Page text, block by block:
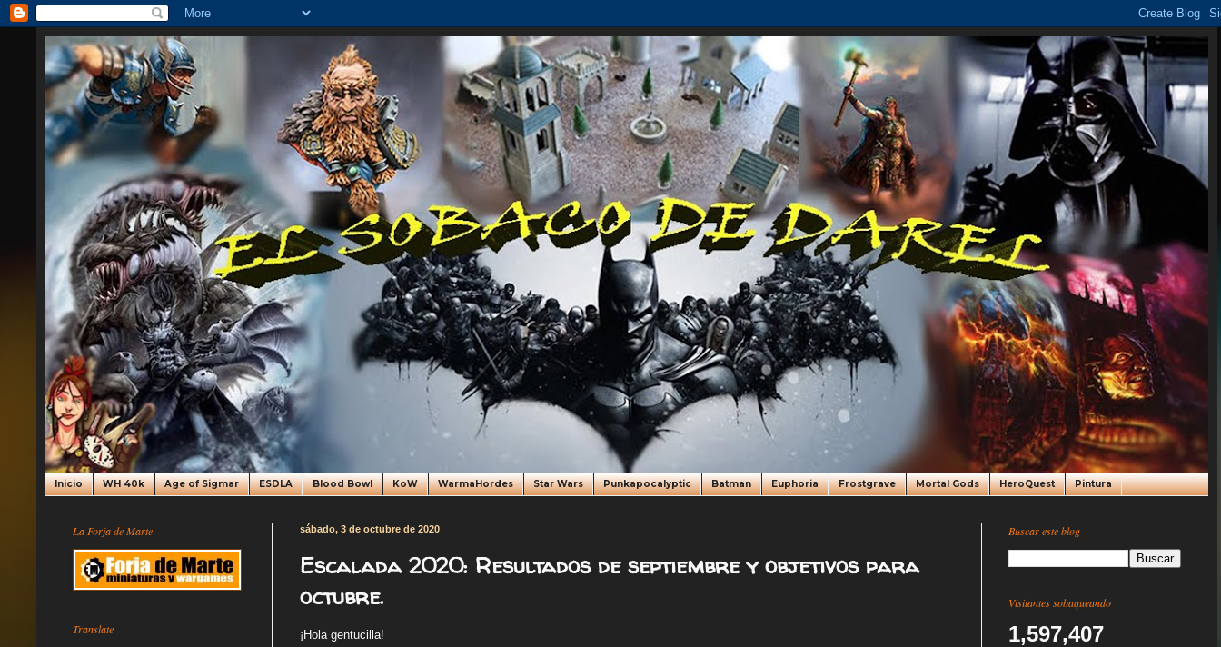
Inicio WH 40k Age of Sigmar ESDLA Blood Bowl KoW WarmaHordes Star Wars Punkapocalyptic Batman Euphoria Frostgrave Mortal Gods HeroQuest Pintura
sábado, 3 de octubre de 2020
Escalada 2020: Resultados de septiembre y objetivos para
octubre.
¡Hola gentucilla!
La Forja de Marte
Translate
Buscar este blog
Visitantes sobaqueando
1,597,407